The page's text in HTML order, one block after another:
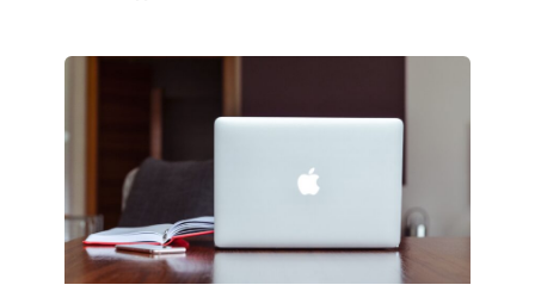
ПОМОГАЮТ
СОЗДАВАТЬ
БЕЗ
СЛОЖНОГО
КОДА